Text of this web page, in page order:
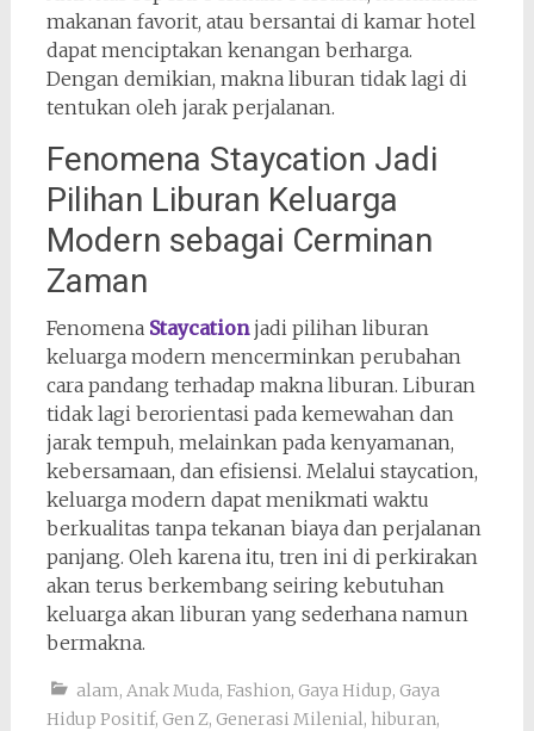
makanan favorit, atau bersantai di kamar hotel
dapat menciptakan kenangan berharga.
Dengan demikian, makna liburan tidak lagi di
tentukan oleh jarak perjalanan.
Fenomena Staycation Jadi
Pilihan Liburan Keluarga
Modern sebagai Cerminan
Zaman
Fenomena Staycationjadi pilihan liburan
keluarga modern mencerminkan perubahan
cara pandang terhadap makna liburan. Liburan
tidak lagi berorientasi pada kemewahan dan
jarak tempuh, melainkan pada kenyamanan,
kebersamaan, dan efisiensi. Melalui staycation,
keluarga modern dapat menikmati waktu
berkualitas tanpa tekanan biaya dan perjalanan
panjang. Oleh karena itu, tren ini di perkirakan
akan terus berkembang seiring kebutuhan
keluarga akan liburan yang sederhana namun
bermakna.
alam, Anak Muda, Fashion, Gaya Hidup, Gaya
Hidup Positif, Gen Z, Generasi Milenial, hiburan,